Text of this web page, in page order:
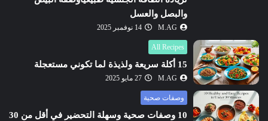
والبصل والعسل
M.AG 14 نوفمبر 2025
All Recipes
15 أكلة سريعة ولذيذة لما تكوني مستعجلة
M.AG 27 مايو 2025
وصفات صحية
10 وصفات صحية وسهلة التحضير في أقل من 30